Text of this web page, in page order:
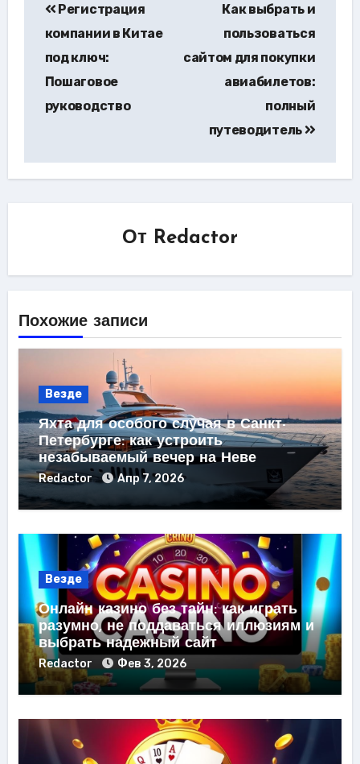
по
записям
Регистрация
компании в Китае
под ключ:
Пошаговое
руководство
Как выбрать и
пользоваться
сайтом для покупки
авиабилетов:
полный
путеводитель
От Redactor
Похожие записи
Везде
Яхта для особого случая в Санкт-
Петербурге: как устроить
незабываемый вечер на Неве
Redactor Апр 7, 2026
Везде
Онлайн казино без тайн: как играть
разумно, не поддаваться иллюзиям и
выбрать надежный сайт
Redactor Фев 3, 2026